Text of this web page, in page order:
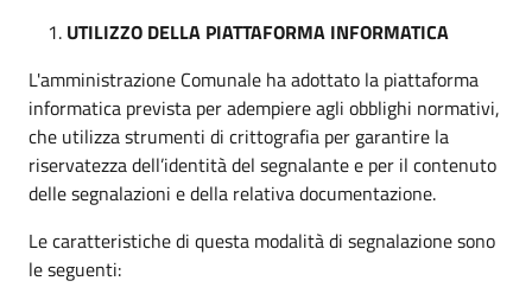
UTILIZZO DELLA PIATTAFORMA INFORMATICA
L'amministrazione Comunale ha adottato la piattaforma
informatica prevista per adempiere agli obblighi normativi,
che utilizza strumenti di crittografia per garantire la
riservatezza dell’identità del segnalante e per il contenuto
delle segnalazioni e della relativa documentazione.
Le caratteristiche di questa modalità di segnalazione sono
le seguenti: